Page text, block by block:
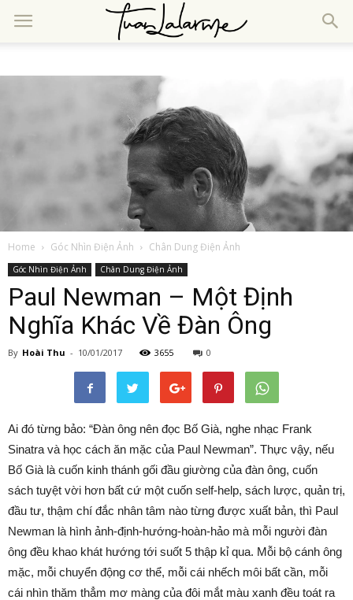
Home Góc Nhìn Điện Ảnh Chân Dung Điện Ảnh
Góc Nhìn Điện Ảnh Chân Dung Điện Ảnh
Paul Newman – Một Định
Nghĩa Khác Về Đàn Ông
By Hoài Thu - 10/01/2017 3655 0
Ai đó từng bảo: “Đàn ông nên đọc Bố Già, nghe nhạc Frank
Sinatra và học cách ăn mặc của Paul Newman”. Thực vậy, nếu
Bố Già là cuốn kinh thánh gối đầu giường của đàn ông, cuốn
sách tuyệt vời hơn bất cứ một cuốn self-help, sách lược, quản trị,
đầu tư, thậm chí đắc nhân tâm nào từng được xuất bản, thì Paul
Newman là hình ảnh-định-hướng-hoàn-hảo mà mỗi người đàn
ông đều khao khát hướng tới suốt 5 thập kỉ qua. Mỗi bộ cánh ông
mặc, mỗi chuyển động cơ thể, mỗi cái nhếch môi bất cần, mỗi
cái nhìn thăm thẳm mơ màng của đôi mắt màu xanh đều toát ra